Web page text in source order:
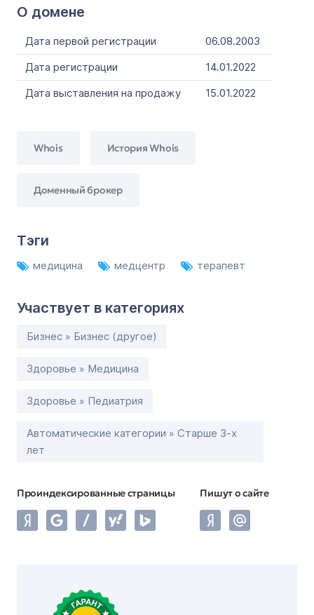
О домене
Дата первой регистрации
06.08.2003
Дата регистрации
14.01.2022
Дата выставления на продажу
15.01.2022
Whois История Whois
Доменный брокер
Тэги
медицина медцентр терапевт
Участвует в категориях
Бизнес » Бизнес (другое)
Здоровье » Медицина
Здоровье » Педиатрия
Автоматические категории » Старше 3-х
лет
Проиндексированные страницы Пишут о сайте